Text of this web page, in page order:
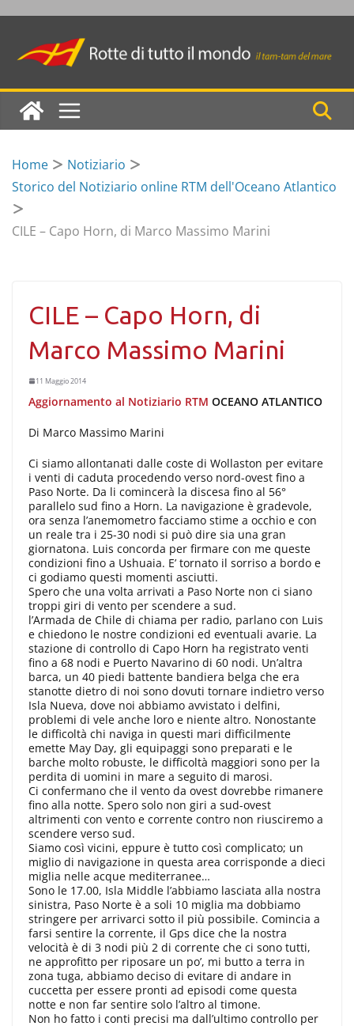
to
Home
Notiziario
Storico del Notiziario online RTM dell'Oceano Atlantico
CILE – Capo Horn, di Marco Massimo Marini
CILE – Capo Horn, di
Marco Massimo Marini
11 Maggio 2014
Aggiornamento al Notiziario RTM OCEANO ATLANTICO
Di Marco Massimo Marini
Ci siamo allontanati dalle coste di Wollaston per evitare
i venti di caduta procedendo verso nord-ovest fino a
Paso Norte. Da li comincerà la discesa fino al 56°
parallelo sud fino a Horn. La navigazione è gradevole,
ora senza l’anemometro facciamo stime a occhio e con
un reale tra i 25-30 nodi si può dire sia una gran
giornatona. Luis concorda per firmare con me queste
condizioni fino a Ushuaia. E’ tornato il sorriso a bordo e
ci godiamo questi momenti asciutti.
Spero che una volta arrivati a Paso Norte non ci siano
troppi giri di vento per scendere a sud.
l’Armada de Chile di chiama per radio, parlano con Luis
e chiedono le nostre condizioni ed eventuali avarie. La
stazione di controllo di Capo Horn ha registrato venti
fino a 68 nodi e Puerto Navarino di 60 nodi. Un’altra
barca, un 40 piedi battente bandiera belga che era
stanotte dietro di noi sono dovuti tornare indietro verso
Isla Nueva, dove noi abbiamo avvistato i delfini,
problemi di vele anche loro e niente altro. Nonostante
le difficoltà chi naviga in questi mari difficilmente
emette May Day, gli equipaggi sono preparati e le
barche molto robuste, le difficoltà maggiori sono per la
perdita di uomini in mare a seguito di marosi.
Ci confermano che il vento da ovest dovrebbe rimanere
fino alla notte. Spero solo non giri a sud-ovest
altrimenti con vento e corrente contro non riusciremo a
scendere verso sud.
Siamo così vicini, eppure è tutto così complicato; un
miglio di navigazione in questa area corrisponde a dieci
miglia nelle acque mediterranee…
Sono le 17.00, Isla Middle l’abbiamo lasciata alla nostra
sinistra, Paso Norte è a soli 10 miglia ma dobbiamo
stringere per arrivarci sotto il più possibile. Comincia a
farsi sentire la corrente, il Gps dice che la nostra
velocità è di 3 nodi più 2 di corrente che ci sono tutti,
ne approfitto per riposare un po’, mi butto a terra in
zona tuga, abbiamo deciso di evitare di andare in
cuccetta per essere pronti ad episodi come questa
notte e non far sentire solo l’altro al timone.
Non ho fatto i conti precisi ma dall’ultimo controllo per